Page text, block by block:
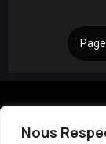
Nous
Tél : 06 65